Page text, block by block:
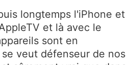
longtemps l'iPhone et
et là avec le
sont en
veut défenseur de nos